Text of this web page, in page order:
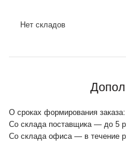
Нет складов
О сроках формирования заказа:
Со склада поставщика — до 5
Со склада офиса — в течение